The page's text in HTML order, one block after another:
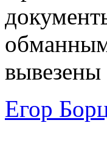
Егор